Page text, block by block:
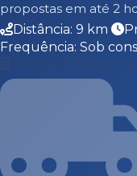
propostas em até 2
Distância: 9 km
Frequência: Sob